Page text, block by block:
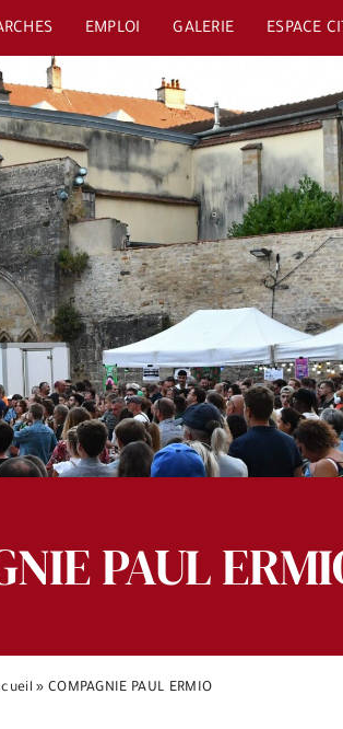
EMPLOI GALERIE ESPACE
PAUL
» COMPAGNIE PAUL ERMIO